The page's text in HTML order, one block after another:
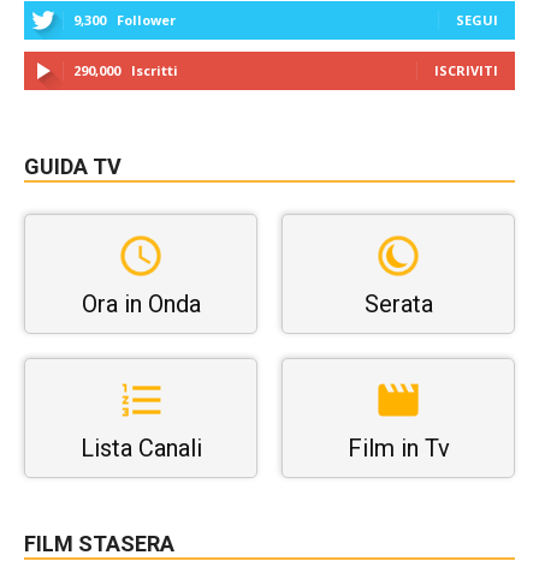
9,300 Follower SEGUI
290,000 Iscritti ISCRIVITI
GUIDA TV
Ora in Onda Serata
Lista Canali Film in Tv
FILM STASERA